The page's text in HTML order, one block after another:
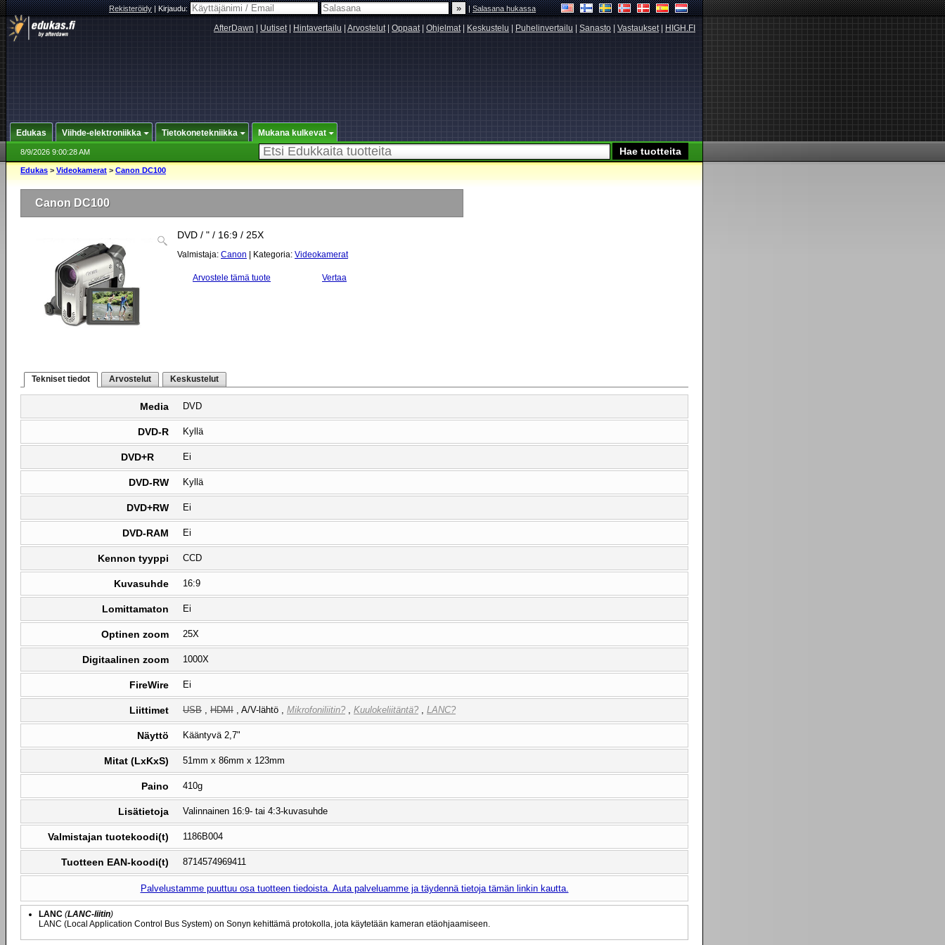
Rekisteröidy|Kirjaudu: |Salasana hukassa
AfterDawn Uutiset| Hintavertailu Arvostelut| Oppaat| Ohjelmat| Keskustelu Puhelinvertailu Sanasto Vastaukset| HIGH.FI
Edukas Viihde-elektroniikka Tietokonetekniikka Mukana kulkevat
8/9/2026 9:00:28 AM
Edukas > Videokamerat > Canon DC100
Canon DC100
DVD / " / 16:9 / 25X
Valmistaja: Canon | Kategoria: Videokamerat
Arvostele tämä tuote Vertaa
Tekniset tiedot Arvostelut Keskustelut
Media DVD
DVD-R Kyllä
DVD+R Ei
DVD-RW Kyllä
DVD+RW Ei
DVD-RAM Ei
Kennon tyyppi CCD
Kuvasuhde 16:9
Lomittamaton Ei
Optinen zoom 25X
Digitaalinen zoom 1000X
FireWire Ei
Liittimet USB , HDMI , A/V-lähtö , Mikrofoniliitin? , Kuulokeliitäntä? , LANC?
Näyttö Kääntyvä 2,7"
Mitat (LxKxS) 51mm x 86mm x 123mm
Paino 410g
Lisätietoja Valinnainen 16:9- tai 4:3-kuvasuhde
Valmistajan tuotekoodi(t) 1186B004
Tuotteen EAN-koodi(t) 8714574969411
Palvelustamme puuttuu osa tuotteen tiedoista. Auta palveluamme ja täydennä tietoja tämän linkin kautta.
LANC (LANC-liitin)
LANC (Local Application Control Bus System) on Sonyn kehittämä protokolla, jota käytetään kameran etäohjaamiseen.